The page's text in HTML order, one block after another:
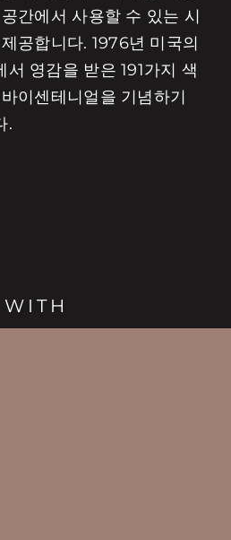
간에서 사용할 수 있는 시
공합니다. 1976년 미국의
영감을 받은 191가지 색
이센테니얼을 기념하기
.